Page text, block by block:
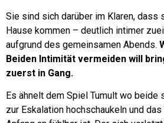
Sie sind sich darüber im Klaren, dass
Hause kommen – deutlich intimer
aufgrund des gemeinsamen Abends.
Beiden Intimität vermeiden will
zuerst in Gang.
Es ähnelt dem Spiel Tumult wo beide
zur Eskalation hochschaukeln und